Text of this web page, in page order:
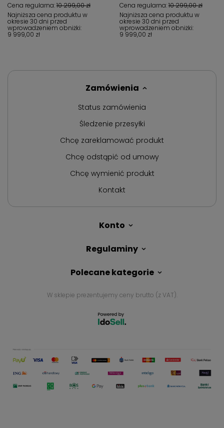
Cena regularna:10 299,00 zł
Najniższa cena produktu w
okresie 30 dni przed
wprowadzeniem obniżki:
9 999,00 zł
Cena regularna:10 299,00 zł
Najniższa cena produktu w
okresie 30 dni przed
wprowadzeniem obniżki:
9 999,00 zł
Zamówienia
Status zamówienia
Śledzenie przesyłki
Chcę zareklamować produkt
Chcę odstąpić od umowy
Chcę wymienić produkt
Kontakt
Konto
Regulaminy
Polecane kategorie
W sklepie prezentujemy ceny brutto (z VAT).